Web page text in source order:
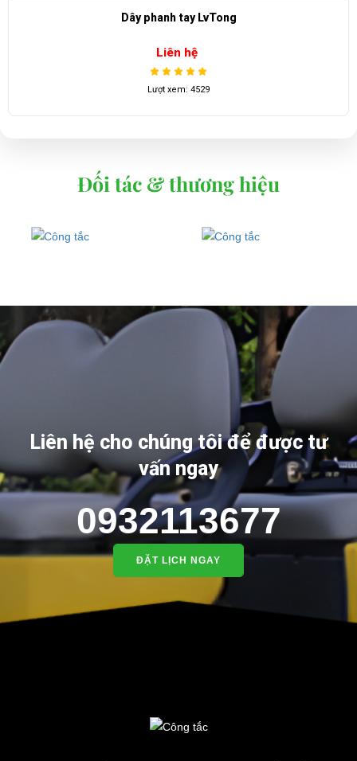
Dây phanh tay LvTong
Liên hệ
Lượt xem: 4529
Đối tác & thương hiệu
Liên hệ cho chúng tôi để được tư
vấn ngay
0932113677
ĐẶT LỊCH NGAY